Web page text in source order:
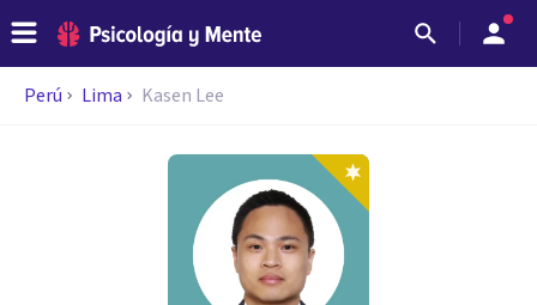
Perú Lima Kasen Lee